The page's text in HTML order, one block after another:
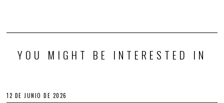
YOU MIGHT BE INTERESTED IN
12 DE JUNIO DE 2026